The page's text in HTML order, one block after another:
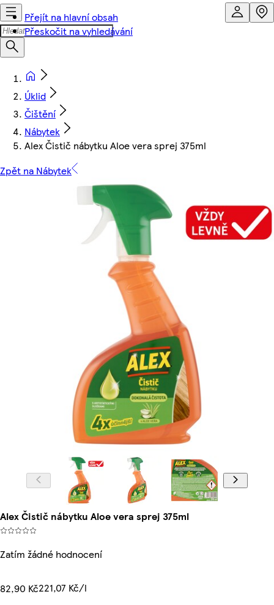
Přejít na hlavní obsah
Přeskočit na vyhledávání
Úklid
Čištění
Nábytek
Alex Čistič nábytku Aloe vera sprej 375ml
Zpět na Nábytek
Alex Čistič nábytku Aloe vera sprej 375ml
Zatím žádné hodnocení
82,90 Kč221,07 Kč/l